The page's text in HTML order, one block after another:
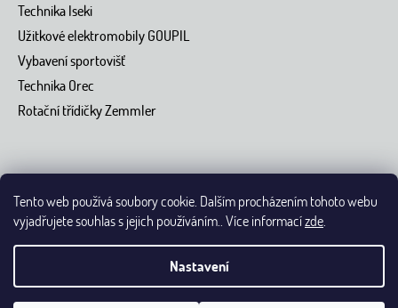
Tento web používá soubory cookie. Dalším procházením tohoto webu
vyjadřujete souhlas s jejich používáním.. Více informacízde
Nastavení
Technika Iseki
Užitkové elektromobily GOUPIL
Vybavení sportovišť
Technika Orec
Rotační třídičky Zemmler
Vytvořil Shoptet
Copyright 2026 Eurogreen.cz - přes 40 let se staráme o dokonalé
trávníky.Upravit nastavení cookiesGrafický návrh nakódoval